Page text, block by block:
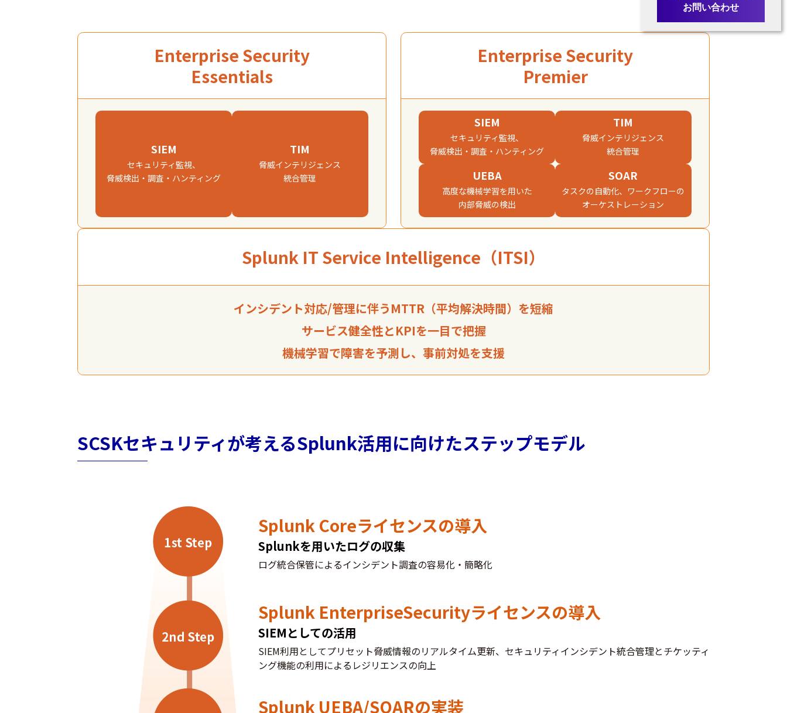
お問い合わせ
Enterprise Security
Essentials
SIEM
セキュリティ監視、
脅威検出・調査・ハンティング​
TIM
脅威インテリジェンス
統合管理​
Enterprise Security
Premier
SIEM
セキュリティ監視、
脅威検出・調査・ハンティング​
TIM
脅威インテリジェンス
統合管理​
UEBA
高度な機械学習を用いた
内部脅威の検出​
SOAR
タスクの自動化、ワークフローの
オーケストレーション​
Splunk IT Service Intelligence（ITSI）​
インシデント対応/管理に伴うMTTR（平均解決時間）を短縮
サービス健全性とKPIを一目で把握
機械学習で障害を予測し、事前対処を支援
SCSKセキュリティが考えるSplunk活用に向けたステップモデル
Splunk Coreライセンスの導入
Splunkを用いたログの収集
ログ統合保管によるインシデント調査の容易化・簡略化
Splunk EnterpriseSecurityライセンスの導入
SIEMとしての活用
SIEM利用としてプリセット脅威情報のリアルタイム更新、セキュリティインシデント統合管理とチケッティ
ング機能の利用によるレジリエンスの向上
Splunk UEBA/SOARの実装